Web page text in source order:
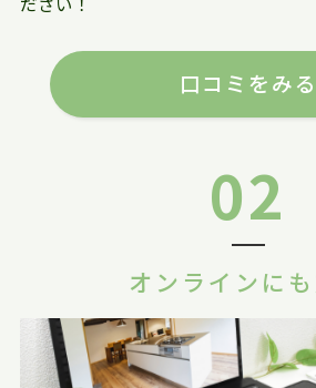
口コミをみる
02
オンラインに